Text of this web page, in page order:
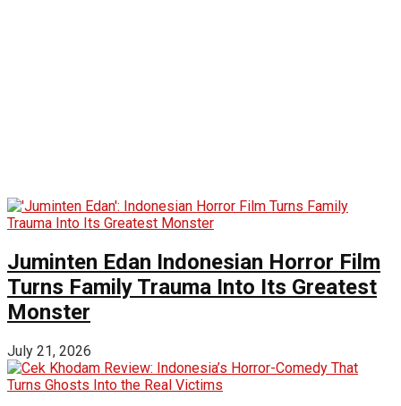
Juminten Edan Indonesian Horror Film
Turns Family Trauma Into Its Greatest
Monster
July 21, 2026